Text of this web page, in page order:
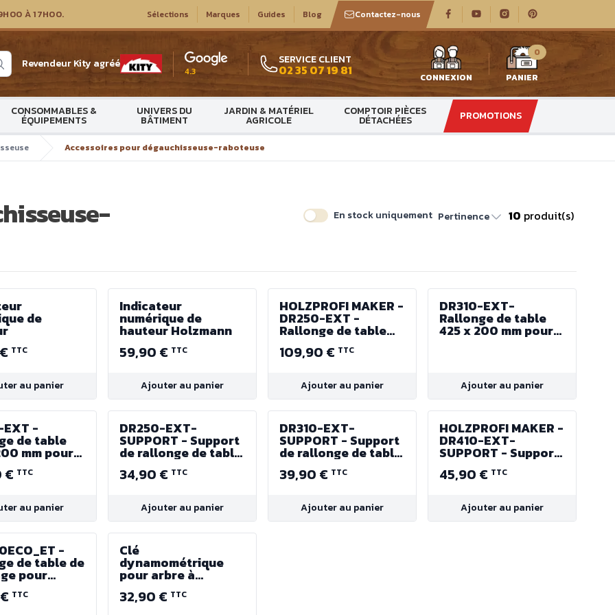
À 17H00. Sélections Marques Guides Blog Contactez-nous
Revendeur Kity agréé
4.3
SERVICE CLIENT
02 35 07 19 81 CONNEXION PANIER
0
CONSOMMABLES &
ÉQUIPEMENTS
UNIVERS DU
BÂTIMENT
JARDIN & MATÉRIEL
AGRICOLE
COMPTOIR PIÈCES
DÉTACHÉES PROMOTIONS
Accessoires pour dégauchisseuse-raboteuse
En stock uniquement Pertinence 10 produit(s)
de
TTC
au panier
Indicateur
numérique de
hauteur Holzmann
59,90 € TTC
Ajouter au panier
HOLZPROFI MAKER -
DR250-EXT -
Rallonge de table
425 x 200 mm pour
Dégau-Rabot DR250
109,90 € TTC
Ajouter au panier
DR310-EXT-
Rallonge de table
425 x 200 mm pour
Dégau-Rabot DR310
Ajouter au panier
EXT -
de table
mm pour
DR410
MAKER
€ TTC
au panier
DR250-EXT-
SUPPORT - Support
de rallonge de table
pour Dégau-Rabot
DR250
34,90 € TTC
Ajouter au panier
DR310-EXT-
SUPPORT - Support
de rallonge de table
pour Dégau-Rabot
DR310
39,90 € TTC
Ajouter au panier
HOLZPROFI MAKER -
DR410-EXT-
SUPPORT - Support
de rallonge de table
pour Dégau-Rabot
45,90 € TTC
Ajouter au panier
-
de table de
pour
TTC
Clé
dynamométrique
pour arbre à
plaquettes carbure
32,90 € TTC